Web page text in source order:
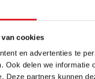
van cookies
en advertenties te
Ook delen we
Deze partners kunnen
Wiel